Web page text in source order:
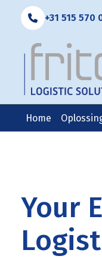
+31 515 570
Home
Your